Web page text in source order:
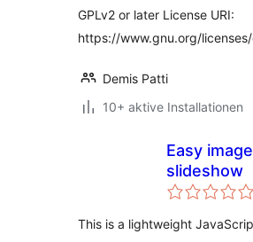
GPLv2 or later License URI:
https://www.gnu.org/
Demis Patti
10+ aktive Installationen
Easy image
slideshow
This is a lightweight